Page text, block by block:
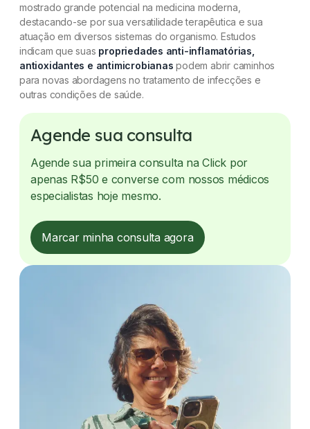
mostrado grande potencial na medicina moderna,
destacando-se por sua versatilidade terapêutica e sua
atuação em diversos sistemas do organismo. Estudos
indicam que suas propriedades anti-inflamatórias,
antioxidantes e antimicrobianas podem abrir caminhos
para novas abordagens no tratamento de infecções e
outras condições de saúde.
Agende sua consulta
Agende sua primeira consulta na Click por
apenas R$50 e converse com nossos médicos
especialistas hoje mesmo.
Marcar minha consulta agora